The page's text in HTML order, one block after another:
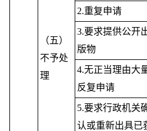
（五）
不予处
理
2.重复申请
3.要求提供公开
版物
4.无正当理由大
反复申请
5.要求行政机关
认或重新出具已